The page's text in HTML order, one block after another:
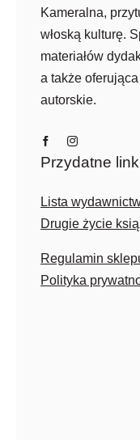
Kameralna,
włoską kulturę.
materiałów
a także
autorskie.
Przydatne
Lista
Drugie życie
Regulamin
Polityka